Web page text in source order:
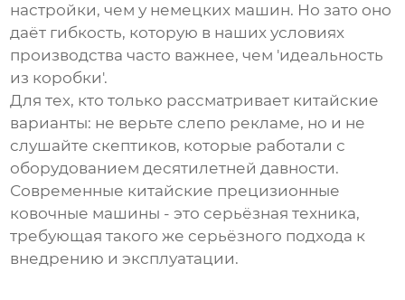
настройки, чем у немецких машин. Но зато оно
даёт гибкость, которую в наших условиях
производства часто важнее, чем 'идеальность
из коробки'.
Для тех, кто только рассматривает китайские
варианты: не верьте слепо рекламе, но и не
слушайте скептиков, которые работали с
оборудованием десятилетней давности.
Современные китайские прецизионные
ковочные машины - это серьёзная техника,
требующая такого же серьёзного подхода к
внедрению и эксплуатации.